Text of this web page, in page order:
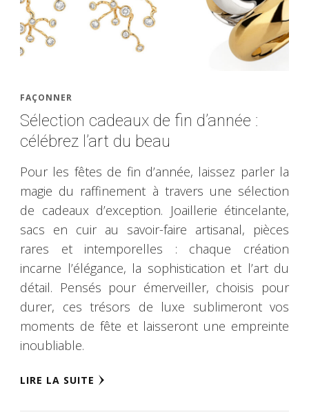
FAÇONNER
Sélection cadeaux de fin d’année :
célébrez l’art du beau
Pour les fêtes de fin d’année, laissez parler la
magie du raffinement à travers une sélection
de cadeaux d’exception. Joaillerie étincelante,
sacs en cuir au savoir-faire artisanal, pièces
rares et intemporelles : chaque création
incarne l’élégance, la sophistication et l’art du
détail. Pensés pour émerveiller, choisis pour
durer, ces trésors de luxe sublimeront vos
moments de fête et laisseront une empreinte
inoubliable.
LIRE LA SUITE